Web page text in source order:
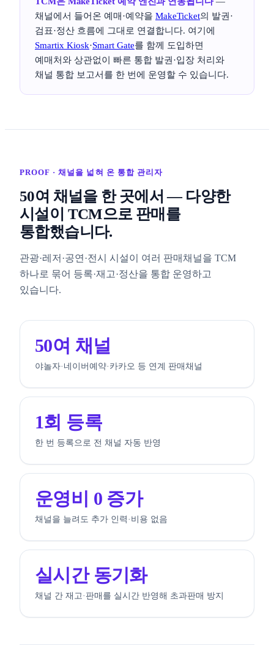
채널에서 들어온 예매·예약을 MakeTicket의 발권·
검표·정산 흐름에 그대로 연결합니다. 여기에
Smartix Kiosk·Smart Gate를 함께 도입하면
예매처와 상관없이 빠른 통합 발권·입장 처리와
채널 통합 보고서를 한 번에 운영할 수 있습니다.
PROOF · 채널을 넓혀 온 통합 관리자
50여 채널을 한 곳에서 — 다양한
시설이 TCM으로 판매를
통합했습니다.
관광·레저·공연·전시 시설이 여러 판매채널을 TCM
하나로 묶어 등록·재고·정산을 통합 운영하고
있습니다.
50여 채널
야놀자·네이버예약·카카오 등 연계 판매채널
1회 등록
한 번 등록으로 전 채널 자동 반영
운영비 0 증가
채널을 늘려도 추가 인력·비용 없음
실시간 동기화
채널 간 재고·판매를 실시간 반영해 초과판매 방지